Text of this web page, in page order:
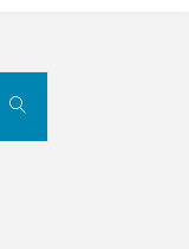
Search